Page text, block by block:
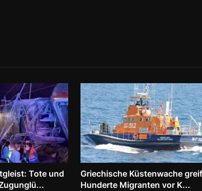
Tote und
Griechische Küstenwache
Hunderte Migranten vor K...